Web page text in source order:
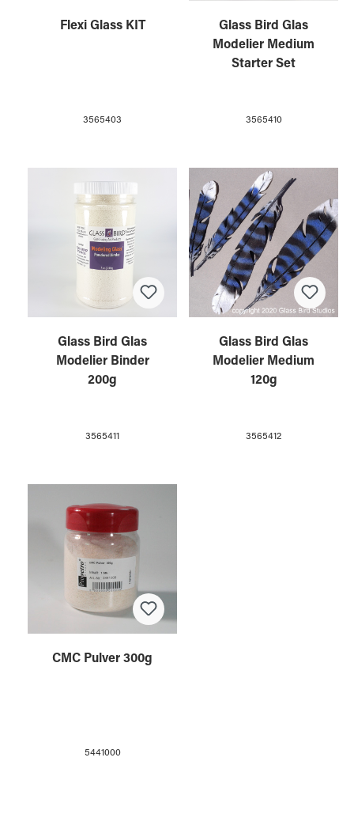
Flexi Glass KIT
3565403
Glass Bird Glas
Modelier Medium
Starter Set
3565410
Glass Bird Glas
Modelier Binder
200g
3565411
Glass Bird Glas
Modelier Medium
120g
3565412
CMC Pulver 300g
5441000